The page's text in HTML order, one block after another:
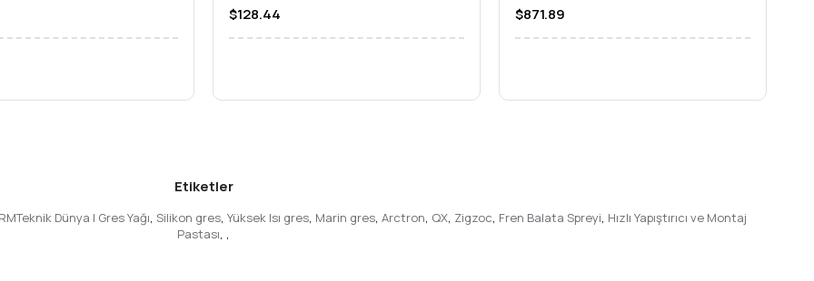
$128.44 $871.89
Etiketler
Dünya | Gres Yağı, Silikon gres, Yüksek Isı gres, Marin gres, Arctron, QX, Zigzoc, Fren Balata Spreyi, Hızlı Yapıştırıcı ve Montaj
Pastası, ,